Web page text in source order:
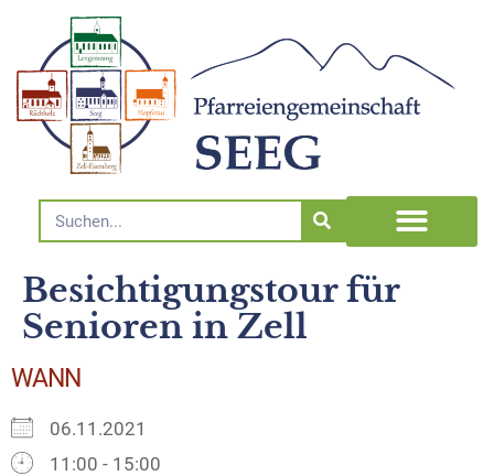
Besichtigungstour für
Senioren in Zell
WANN
06.11.2021
11:00 - 15:00